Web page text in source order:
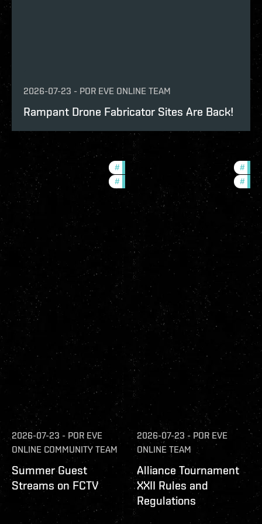
2026-07-23 - POR EVE ONLINE TEAM
Rampant Drone Fabricator Sites Are Back!
#
# community
2026-07-23 - POR EVE
ONLINE COMMUNITY TEAM
Summer Guest
Streams on FCTV
#
#
2026-07-23 - POR EVE
ONLINE TEAM
Alliance Tournament
XXII Rules and
Regulations